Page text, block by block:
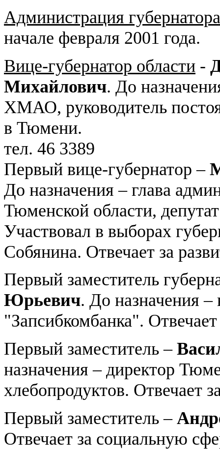
Администрация
начале февраля 2001 года.
Вице-губернатор области -
Михайлович. До
ХМАО, руководитель
в Тюмени.
тел. 46 3389
Первый вице-губернатор –
До назначения – глава
Тюменской области,
Участвовал в выборах
Собянина. Отвечает за
Первый заместитель
Юрьевич. До назначения –
"Запсибкомбанка".
Первый заместитель –
назначения – директор
хлебопродуктов. Отвечает
Первый заместитель –
Отвечает за социальную